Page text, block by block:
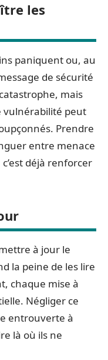
les
paniquent ou, au
de sécurité
mais
peut
Prendre
entre menace
déjà renforcer
à jour le
la peine de les lire
chaque mise à
Négliger ce
entrouverte à
là où ils ne